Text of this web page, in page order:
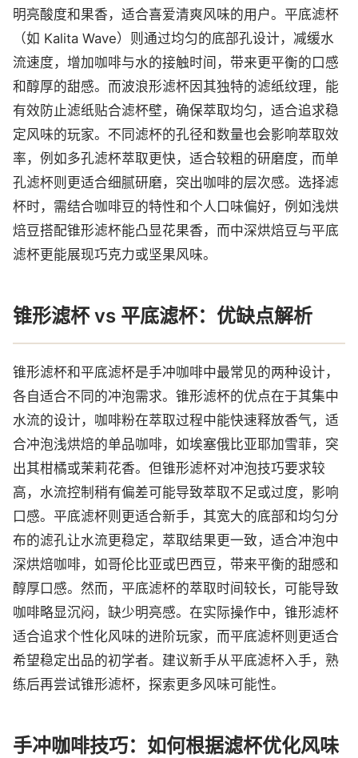
明亮酸度和果香，适合喜爱清爽风味的用户。平底滤杯
（如 Kalita Wave）则通过均匀的底部孔设计，减缓水
流速度，增加咖啡与水的接触时间，带来更平衡的口感
和醇厚的甜感。而波浪形滤杯因其独特的滤纸纹理，能
有效防止滤纸贴合滤杯壁，确保萃取均匀，适合追求稳
定风味的玩家。不同滤杯的孔径和数量也会影响萃取效
率，例如多孔滤杯萃取更快，适合较粗的研磨度，而单
孔滤杯则更适合细腻研磨，突出咖啡的层次感。选择滤
杯时，需结合咖啡豆的特性和个人口味偏好，例如浅烘
焙豆搭配锥形滤杯能凸显花果香，而中深烘焙豆与平底
滤杯更能展现巧克力或坚果风味。
锥形滤杯 vs 平底滤杯：优缺点解析
锥形滤杯和平底滤杯是手冲咖啡中最常见的两种设计，
各自适合不同的冲泡需求。锥形滤杯的优点在于其集中
水流的设计，咖啡粉在萃取过程中能快速释放香气，适
合冲泡浅烘焙的单品咖啡，如埃塞俄比亚耶加雪菲，突
出其柑橘或茉莉花香。但锥形滤杯对冲泡技巧要求较
高，水流控制稍有偏差可能导致萃取不足或过度，影响
口感。平底滤杯则更适合新手，其宽大的底部和均匀分
布的滤孔让水流更稳定，萃取结果更一致，适合冲泡中
深烘焙咖啡，如哥伦比亚或巴西豆，带来平衡的甜感和
醇厚口感。然而，平底滤杯的萃取时间较长，可能导致
咖啡略显沉闷，缺少明亮感。在实际操作中，锥形滤杯
适合追求个性化风味的进阶玩家，而平底滤杯则更适合
希望稳定出品的初学者。建议新手从平底滤杯入手，熟
练后再尝试锥形滤杯，探索更多风味可能性。
手冲咖啡技巧：如何根据滤杯优化风味